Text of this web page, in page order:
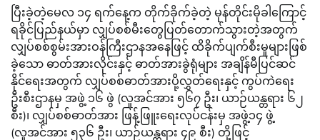
ပြီးခဲ့တဲ့မေလ ၁၄ ရက်နေ့က တိုက်ခိုက်ခဲ့တဲ့ မုန်တိုင်းမိုခါကြောင့်
ရခိုင်ပြည်နယ်မှာ လျှပ်စစ်မီးတွေပြတ်တောက်သွားတဲ့အတွက်
လျှပ်စစ်စွမ်းအားဝန်ကြီးဌာနအနေဖြင့် ထိခိုက်ပျက်စီးမှုများဖြစ်
ခဲ့သော ဓာတ်အားလိုင်းနှင့် ဓာတ်အားခွဲရုံများ အချိန်မီပြင်ဆင်
နိုင်ရေးအတွက် လျှပ်စစ်ဓာတ်အားပို့လွှတ်ရေးနှင့် ကွပ်ကဲရေး
ဦးစီးဌာနမှ အဖွဲ့ ၁၆ ဖွဲ (လူအင်အား ၅၆၇ ဦး၊ ယာဉ်ယန္တရား ၆၂
စီး)၊ လျှပ်စစ်ဓာတ်အား ဖြန့်ဖြူးရေးလုပ်ငန်းမှ အဖွဲ့၁၄ ဖွဲ့
(လူအင်အား ၅၃၆ ဦး၊ ယာဉ်ယန္တရား ၄၉ စီး) တို့ဖြင့်